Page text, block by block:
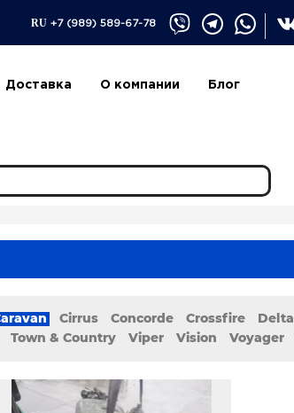
RU +7 (989) 589-67-78
Доставка О компании Блог
Cirrus Concorde Crossfire Delta
Town & Country Viper Vision Voyager